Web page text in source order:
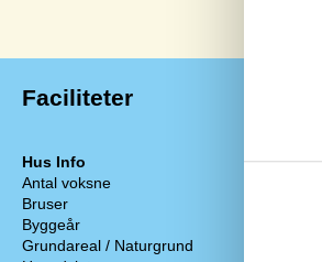
Faciliteter
Hus Info
Antal voksne
Bruser
Byggeår
Grundareal / Naturgrund